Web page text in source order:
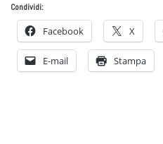
Condividi:
Facebook X
E-mail Stampa